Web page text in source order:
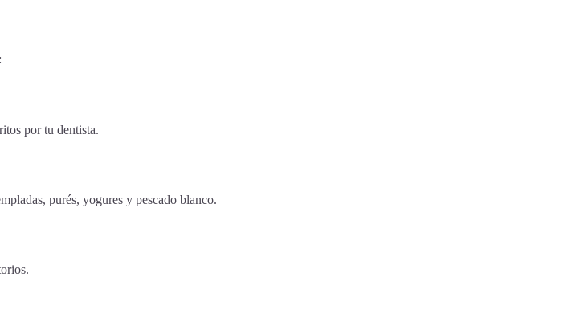
por tu dentista.
purés, yogures y pescado blanco.